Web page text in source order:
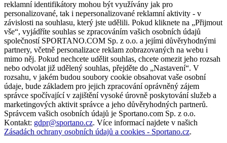
reklamní identifikátory mohou být využívány jak pro
personalizované, tak i nepersonalizované reklamní aktivity - v
závislosti na souhlasu, který jste udělili. Pokud kliknete na „Přijmout
vše“, vyjádříte souhlas se zpracováním vašich osobních údajů
společností SPORTANO.COM Sp. z o.o. a jejími důvěryhodnými
partnery, včetně personalizace reklam zobrazovaných na webu i
mimo něj. Pokud nechcete udělit souhlas, chcete omezit jeho rozsah
nebo odvolat již udělený souhlas, přejděte do „Nastavení“. V
rozsahu, v jakém budou soubory cookie obsahovat vaše osobní
údaje, bude základem pro jejich zpracování oprávněný zájem
správce spočívající v zajištění vysoké úrovně poskytování služeb a
marketingových aktivit správce a jeho důvěryhodných partnerů.
Správcem vašich osobních údajů je Sportano.com Sp. z o.o.
Kontakt: gdpr@sportano.cz. Více informací najdete v našich
Zásadách ochrany osobních údajů a cookies - Sportano.cz.